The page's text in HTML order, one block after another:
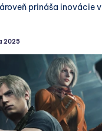
prináša inovácie v
2025